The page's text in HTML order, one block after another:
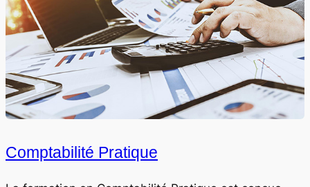
Comptabilité Pratique